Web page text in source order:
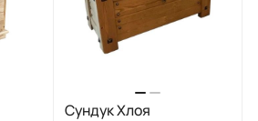
Сундук Хлоя